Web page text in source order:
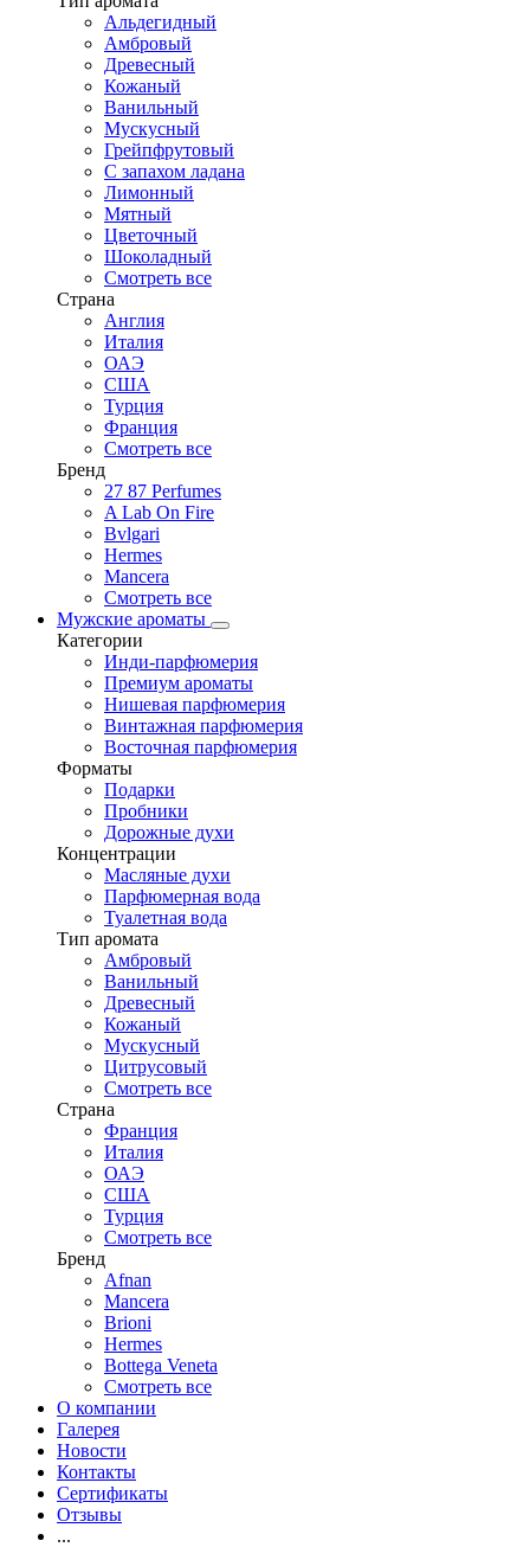
Альдегидный
Амбровый
Древесный
Кожаный
Ванильный
Мускусный
Грейпфрутовый
С запахом ладана
Лимонный
Мятный
Цветочный
Шоколадный
Смотреть все
Страна
Англия
Италия
ОАЭ
США
Турция
Франция
Смотреть все
Бренд
27 87 Perfumes
A Lab On Fire
Bvlgari
Hermes
Mancera
Смотреть все
Мужские ароматы
Категории
Инди-парфюмерия
Премиум ароматы
Нишевая парфюмерия
Винтажная парфюмерия
Восточная парфюмерия
Форматы
Подарки
Пробники
Дорожные духи
Концентрации
Масляные духи
Парфюмерная вода
Туалетная вода
Тип аромата
Амбровый
Ванильный
Древесный
Кожаный
Мускусный
Цитрусовый
Смотреть все
Страна
Франция
Италия
ОАЭ
США
Турция
Смотреть все
Бренд
Afnan
Mancera
Brioni
Hermes
Bottega Veneta
Смотреть все
О компании
Галерея
Новости
Контакты
Сертификаты
Отзывы
...